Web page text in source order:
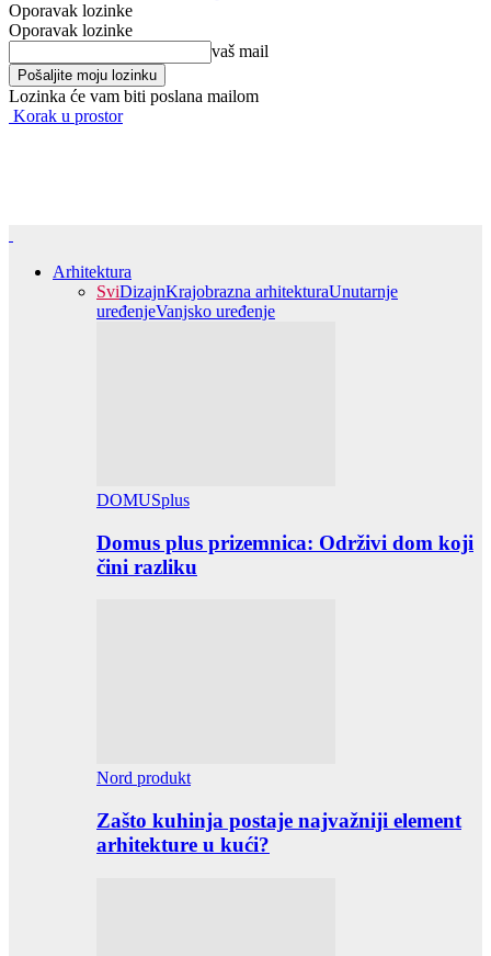
Oporavak lozinke
Oporavak lozinke
vaš mail
Lozinka će vam biti poslana mailom
Korak u prostor
Arhitektura
SviDizajnKrajobrazna arhitekturaUnutarnje
uređenjeVanjsko uređenje
DOMUSplus
Domus plus prizemnica: Održivi dom koji
čini razliku
Nord produkt
Zašto kuhinja postaje najvažniji element
arhitekture u kući?